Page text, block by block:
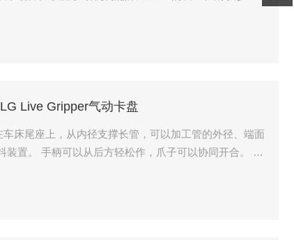
Live Gripper气动卡盘
床尾座上，从内径支撑长管，可以加工管的外径、端面
置。 手柄可以从后方轻松作，爪子可以协同开合。 用